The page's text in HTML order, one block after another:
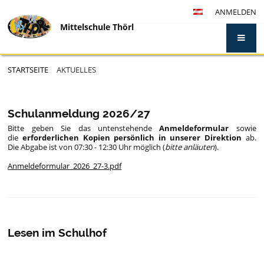
ANMELDEN
Mittelschule Thörl
STARTSEITE AKTUELLES
Schulanmeldung 2026/27
Bitte geben Sie dasuntenstehendeAnmeldeformular
sowie
die erforderlichen Kopien persönlich in unserer Direktion ab.
Die Abgabe ist von 07:30 - 12:30 Uhr möglich (bitte anläuten).
Anmeldeformular_2026_27-3.pdf
Lesen im Schulhof